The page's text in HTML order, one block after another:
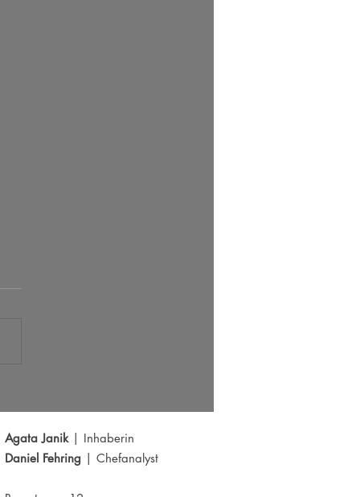
Agata Janik| Inhaberin
Daniel Fehring | Chefanalyst